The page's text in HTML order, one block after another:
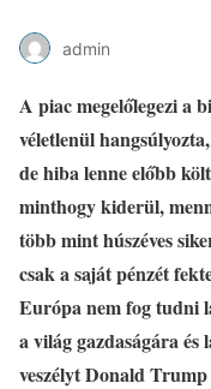
admin
A piac megelőlegezi a
véletlenül
de hiba lenne előbb
minthogy kiderül,
több mint húszéves
csak a saját pénzét
Európa nem fog tudni
a világ gazdaságára és
veszélyt Donald